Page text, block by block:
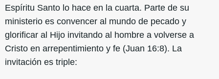
Espíritu Santo lo hace en la cuarta. Parte de su
ministerio es convencer al mundo de pecado y
glorificar al Hijo invitando al hombre a volverse a
Cristo en arrepentimiento y fe (Juan 16:8). La
invitación es triple: